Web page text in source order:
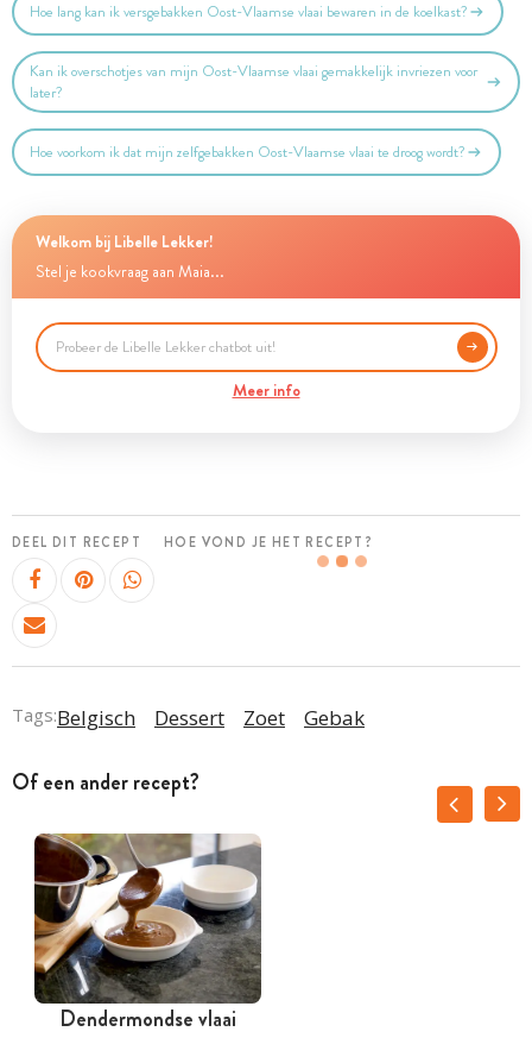
Hoe lang kan ik versgebakken Oost-Vlaamse vlaai bewaren in de koelkast?
Kan ik overschotjes van mijn Oost-Vlaamse vlaai gemakkelijk invriezen voor
later?
Hoe voorkom ik dat mijn zelfgebakken Oost-Vlaamse vlaai te droog wordt?
Welkom bij Libelle Lekker!
Stel je kookvraag aan Maia...
Meer info
DEEL DIT RECEPT HOE VOND JE HET RECEPT?
Tags:Belgisch Dessert Zoet Gebak
Of een ander recept?
Dendermondse vlaai